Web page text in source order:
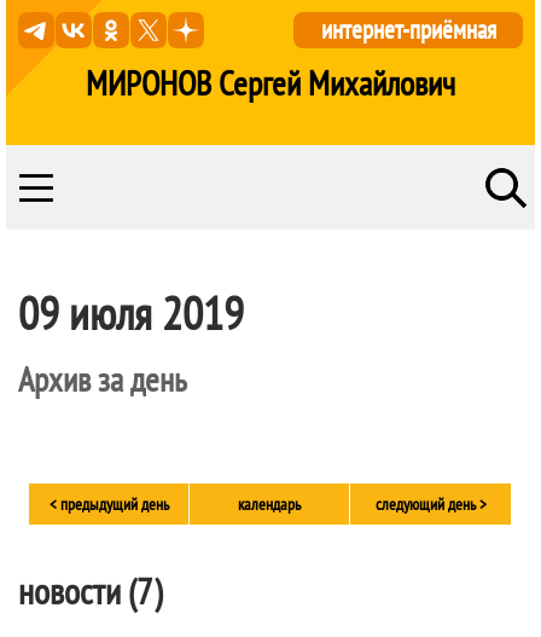
МИРОНОВ Сергей Михайлович
интернет-приёмная
09 июля 2019
Архив за день
< предыдущий день календарь следующий день >
новости (7)